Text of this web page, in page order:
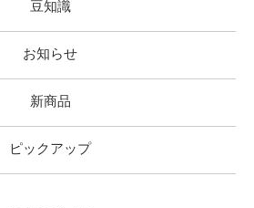
豆知識
お知らせ
新商品
ピックアップ